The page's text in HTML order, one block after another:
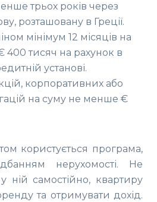
трьох років через
розташовану в Греції.
мінімум 12 місяців на
тисяч на рахунок в
установі.
корпоративних або
на суму не менше €
користується програма,
нерухомості. Не
ній самостійно, квартиру
та отримувати дохід.